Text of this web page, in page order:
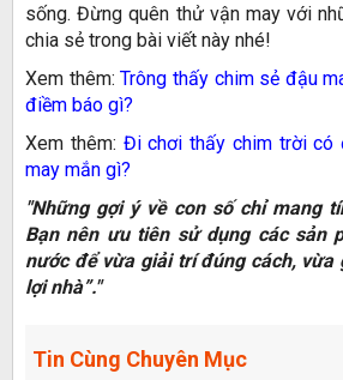
sống. Đừng quên thử vận may với
chia sẻ trong bài viết này nhé!
Xem thêm:Trông thấy chim sẻ đậu
điềm báo gì?
Xem thêm: Đi chơi thấy chim trời có
may mắn gì?
"Những gợi ý về con số chỉ mang
Bạn nên ưu tiên sử dụng các sản
nước để vừa giải trí đúng cách, vừa
lợi nhà”."
Tin Cùng Chuyên Mục